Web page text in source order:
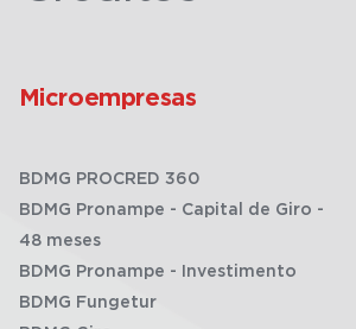
Microempresas
BDMG PROCRED 360
BDMG Pronampe - Capital de Giro -
48 meses
BDMG Pronampe - Investimento
BDMG Fungetur